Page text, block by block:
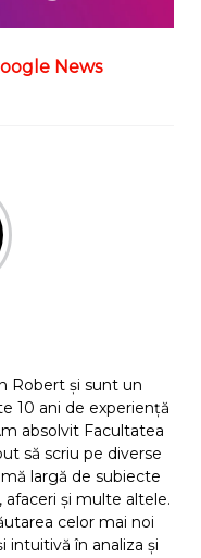
News
Robert și sunt un
10 ani de experiență
absolvit Facultatea
să scriu pe diverse
largă de subiecte
și multe altele.
celor mai noi
intuitivă în analiza și